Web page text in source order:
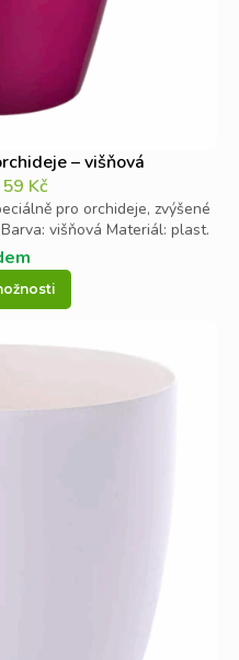
– višňová
59 Kč
pro orchideje, zvýšené
višňová Materiál: plast.